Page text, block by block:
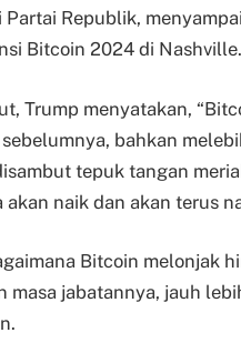
Republik,
Bitcoin 2024 di Nashville.
Trump menyatakan,
bahkan
tepuk tangan
naik dan akan terus
Bitcoin melonjak
masa jabatannya, jauh